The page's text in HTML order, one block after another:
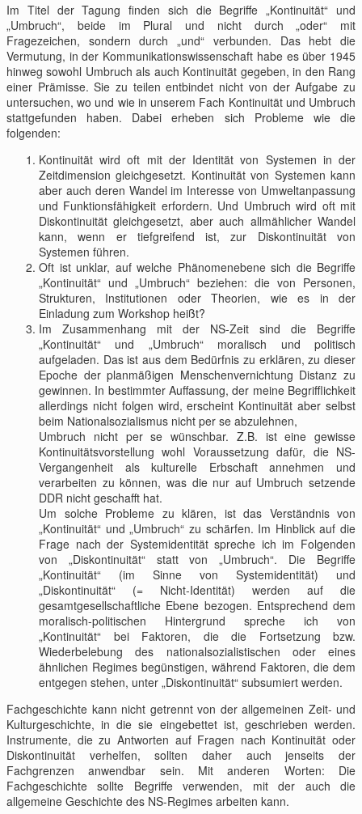
Im Titel der Tagung finden sich die Begriffe „Kontinuität“ und
„Umbruch“, beide im Plural und nicht durch „oder“ mit
Fragezeichen, sondern durch „und“ verbunden. Das hebt die
Vermutung, in der Kommunikationswissenschaft habe es über 1945
hinweg sowohl Umbruch als auch Kontinuität gegeben, in den Rang
einer Prämisse. Sie zu teilen entbindet nicht von der Aufgabe zu
untersuchen, wo und wie in unserem Fach Kontinuität und Umbruch
stattgefunden haben. Dabei erheben sich Probleme wie die
folgenden:
Kontinuität wird oft mit der Identität von Systemen in der
Zeitdimension gleichgesetzt. Kontinuität von Systemen kann
aber auch deren Wandel im Interesse von Umweltanpassung
und Funktionsfähigkeit erfordern. Und Umbruch wird oft mit
Diskontinuität gleichgesetzt, aber auch allmählicher Wandel
kann, wenn er tiefgreifend ist, zur Diskontinuität von
Systemen führen.
Oft ist unklar, auf welche Phänomenebene sich die Begriffe
„Kontinuität“ und „Umbruch“ beziehen: die von Personen,
Strukturen, Institutionen oder Theorien, wie es in der
Einladung zum Workshop heißt?
Im Zusammenhang mit der NS-Zeit sind die Begriffe
„Kontinuität“ und „Umbruch“ moralisch und politisch
aufgeladen. Das ist aus dem Bedürfnis zu erklären, zu dieser
Epoche der planmäßigen Menschenvernichtung Distanz zu
gewinnen. In bestimmter Auffassung, der meine Begrifflichkeit
allerdings nicht folgen wird, erscheint Kontinuität aber selbst
beim Nationalsozialismus nicht per se abzulehnen,
Umbruch nicht per se wünschbar. Z.B. ist eine gewisse
Kontinuitätsvorstellung wohl Voraussetzung dafür, die NS-
Vergangenheit als kulturelle Erbschaft annehmen und
verarbeiten zu können, was die nur auf Umbruch setzende
DDR nicht geschafft hat.
Um solche Probleme zu klären, ist das Verständnis von
„Kontinuität“ und „Umbruch“ zu schärfen. Im Hinblick auf die
Frage nach der Systemidentität spreche ich im Folgenden
von „Diskontinuität“ statt von „Umbruch“. Die Begriffe
„Kontinuität“ (im Sinne von Systemidentität) und
„Diskontinuität“ (= Nicht-Identität) werden auf die
gesamtgesellschaftliche Ebene bezogen. Entsprechend dem
moralisch-politischen Hintergrund spreche ich von
„Kontinuität“ bei Faktoren, die die Fortsetzung bzw.
Wiederbelebung des nationalsozialistischen oder eines
ähnlichen Regimes begünstigen, während Faktoren, die dem
entgegen stehen, unter „Diskontinuität“ subsumiert werden.
Fachgeschichte kann nicht getrennt von der allgemeinen Zeit- und
Kulturgeschichte, in die sie eingebettet ist, geschrieben werden.
Instrumente, die zu Antworten auf Fragen nach Kontinuität oder
Diskontinuität verhelfen, sollten daher auch jenseits der
Fachgrenzen anwendbar sein. Mit anderen Worten: Die
Fachgeschichte sollte Begriffe verwenden, mit der auch die
allgemeine Geschichte des NS-Regimes arbeiten kann.